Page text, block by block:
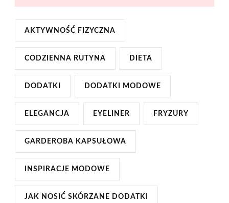
AKTYWNOŚĆ FIZYCZNA
CODZIENNA RUTYNA DIETA
DODATKI DODATKI MODOWE
ELEGANCJA EYELINER FRYZURY
GARDEROBA KAPSUŁOWA
INSPIRACJE MODOWE
JAK NOSIĆ SKÓRZANE DODATKI